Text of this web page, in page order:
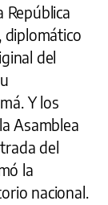
República
diplomático
del
Y los
Asamblea
del
la
nacional.